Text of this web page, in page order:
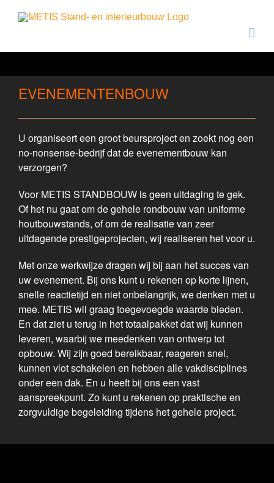
naar
EVENEMENTENBOUW
U organiseert een groot beursproject en zoekt nog een
no-nonsense-bedrijf dat de evenementbouw kan
verzorgen?
Voor METIS STANDBOUW is geen uitdaging te gek.
Of het nu gaat om de gehele rondbouw van uniforme
houtbouwstands, of om de realisatie van zeer
uitdagende prestigeprojecten, wij realiseren het voor u.
Met onze werkwijze dragen wij bij aan het succes van
uw evenement. Bij ons kunt u rekenen op korte lijnen,
snelle reactietijd en niet onbelangrijk, we denken met u
mee. METIS wil graag toegevoegde waarde bieden.
En dat ziet u terug in het totaalpakket dat wij kunnen
leveren, waarbij we meedenken van ontwerp tot
opbouw. Wij zijn goed bereikbaar, reageren snel,
kunnen vlot schakelen en hebben alle vakdisciplines
onder een dak. En u heeft bij ons een vast
aanspreekpunt. Zo kunt u rekenen op praktische en
zorgvuldige begeleiding tijdens het gehele project.